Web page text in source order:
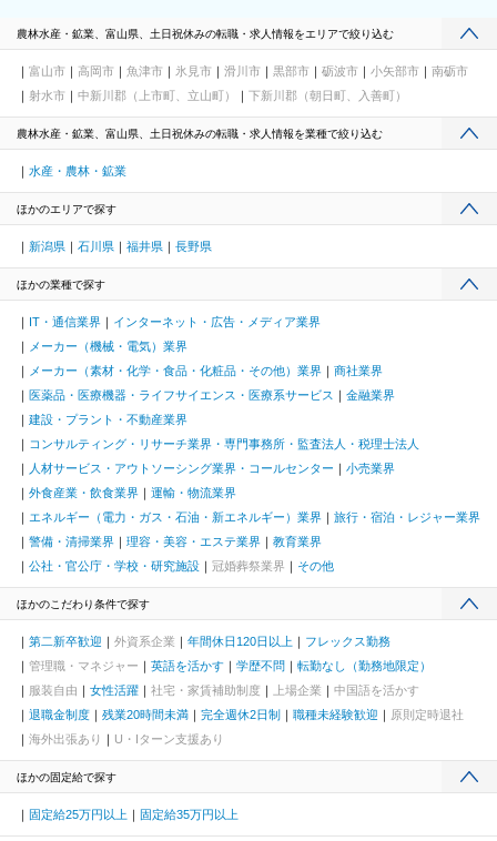
農林水産・鉱業、富山県、土日祝休みの転職・求人情報をエリアで絞り込む
富山市 高岡市 魚津市 氷見市 滑川市 黒部市 砺波市 小矢部市
南砺市
射水市
中新川郡（上市町、立山町） 下新川郡（朝日町、入善町）
農林水産・鉱業、富山県、土日祝休みの転職・求人情報を業種で絞り込む
水産・農林・鉱業
ほかのエリアで探す
新潟県 石川県 福井県 長野県
ほかの業種で探す
IT・通信業界
インターネット・広告・メディア業界
メーカー（機械・電気）業界
メーカー（素材・化学・食品・化粧品・その他）業界
商社業界
医薬品・医療機器・ライフサイエンス・医療系サービス
金融業界
建設・プラント・不動産業界
コンサルティング・リサーチ業界・専門事務所・監査法人・税理士法人
人材サービス・アウトソーシング業界・コールセンター
小売業界
外食産業・飲食業界
運輸・物流業界
エネルギー（電力・ガス・石油・新エネルギー）業界
旅行・宿泊・レジャー業界
警備・清掃業界
理容・美容・エステ業界
教育業界
公社・官公庁・学校・研究施設
冠婚葬祭業界 その他
ほかのこだわり条件で探す
第二新卒歓迎 外資系企業 年間休日120日以上
フレックス勤務
管理職・マネジャー
英語を活かす 学歴不問
転勤なし（勤務地限定）
服装自由
女性活躍 社宅・家賃補助制度 上場企業
中国語を活かす
退職金制度
残業20時間未満 完全週休2日制 職種未経験歓迎
原則定時退社
海外出張あり
U・Iターン支援あり
ほかの固定給で探す
固定給25万円以上 固定給35万円以上